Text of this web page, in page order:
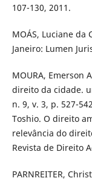
107-130, 2011.
MOÁS, Luciane da
Janeiro: Lumen
MOURA, Emerson
direito da cidade.
n. 9, v. 3, p. 527-
Toshio. O direito
relevância do
Revista de Direito
PARNREITER,